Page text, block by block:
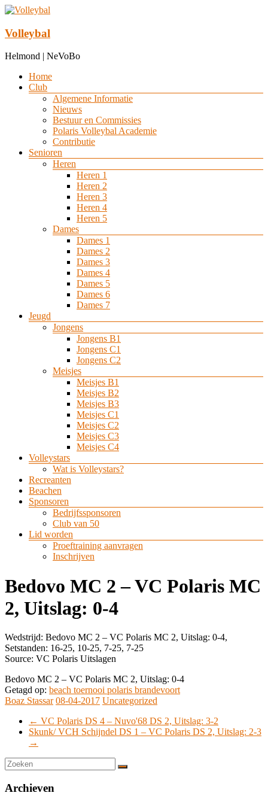
Ga
de
inhoud
Volleybal
Helmond | NeVoBo
Menu
Home
Club
Algemene Informatie
Nieuws
Bestuur en Commissies
Polaris Volleybal Academie
Contributie
Senioren
Heren
Heren 1
Heren 2
Heren 3
Heren 4
Heren 5
Dames
Dames 1
Dames 2
Dames 3
Dames 4
Dames 5
Dames 6
Dames 7
Jeugd
Jongens
Jongens B1
Jongens C1
Jongens C2
Meisjes
Meisjes B1
Meisjes B2
Meisjes B3
Meisjes C1
Meisjes C2
Meisjes C3
Meisjes C4
Volleystars
Wat is Volleystars?
Recreanten
Beachen
Sponsoren
Bedrijfssponsoren
Club van 50
Lid worden
Proeftraining aanvragen
Inschrijven
Bedovo MC 2 – VC Polaris MC
2, Uitslag: 0-4
Wedstrijd: Bedovo MC 2 – VC Polaris MC 2, Uitslag: 0-4,
Setstanden: 16-25, 10-25, 7-25, 7-25
Source: VC Polaris Uitslagen
Bedovo MC 2 – VC Polaris MC 2, Uitslag: 0-4
Getagd op: beach toernooi polaris brandevoort
Boaz Stassar 08-04-2017 Uncategorized
← VC Polaris DS 4 – Nuvo'68 DS 2, Uitslag: 3-2
Skunk/ VCH Schijndel DS 1 – VC Polaris DS 2, Uitslag: 2-3
→
Archieven